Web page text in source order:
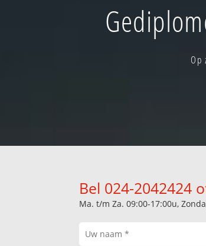
Op
Bel 024-2042424
Ma. t/m Za. 09:00-17:00u,